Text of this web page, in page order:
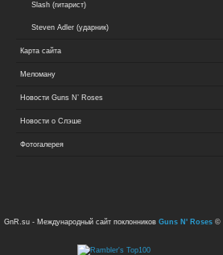
Slash (гитарист)
Steven Adler (ударник)
Карта сайта
Меломану
Новости Guns N’ Roses
Новости о Слэше
Фотогалерея
GnR.su - Международный сайт поклонников Guns N' Roses ©